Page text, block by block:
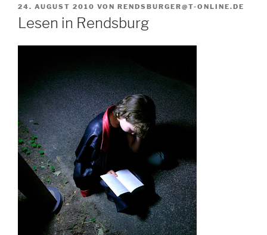
VERÖFFENTLICHT
AM
24. AUGUST 2010 VON RENDSBURGER@T-ONLINE.DE
Lesen in Rendsburg